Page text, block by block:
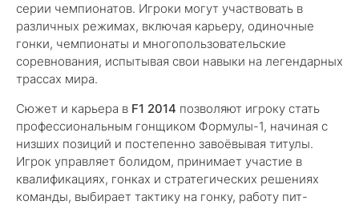
серии чемпионатов. Игроки могут участвовать в
различных режимах, включая карьеру, одиночные
гонки, чемпионаты и многопользовательские
соревнования, испытывая свои навыки на легендарных
трассах мира.
Сюжет и карьера в F1 2014 позволяют игроку стать
профессиональным гонщиком Формулы-1, начиная с
низших позиций и постепенно завоёвывая титулы.
Игрок управляет болидом, принимает участие в
квалификациях, гонках и стратегических решениях
команды, выбирает тактику на гонку, работу пит-